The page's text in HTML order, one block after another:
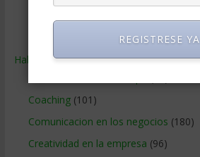
Habilidades(2.843)
Coaching(101)
Comunicacion en los negocios (180)
Creatividad en la empresa (96)
REGISTRESE YA